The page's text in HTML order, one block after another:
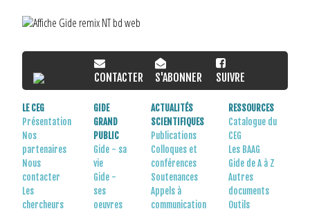
CONTACTER S'ABONNER SUIVRE
LE CEG
Présentation
Nos
partenaires
Nous
contacter
Les
chercheurs
GIDE
GRAND
PUBLIC
Gide - sa
vie
Gide -
ses
oeuvres
ACTUALITÉS
SCIENTIFIQUES
Publications
Colloques et
conférences
Soutenances
Appels à
communication
RESSOURCES
Catalogue du
CEG
Les BAAG
Gide de A à Z
Autres
documents
Outils